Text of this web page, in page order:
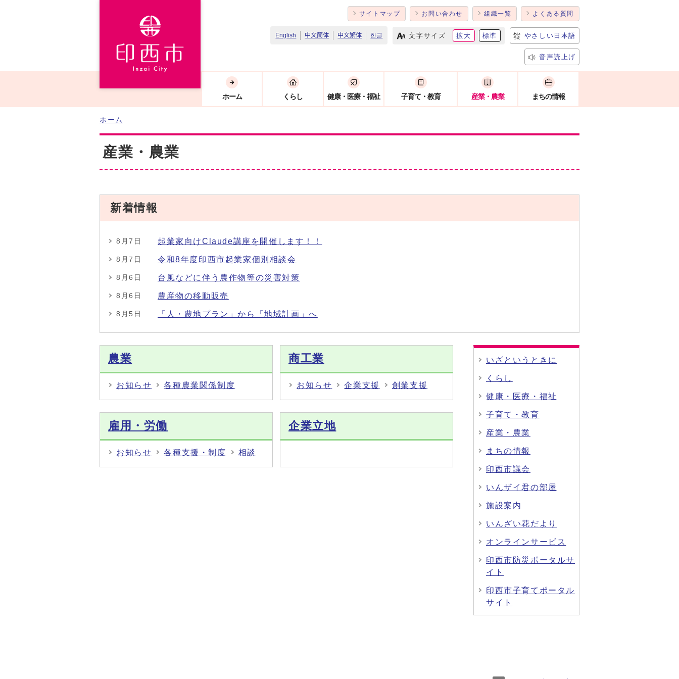
サイトマップ お問い合わせ 組織一覧 よくある質問
English 中文簡体 中文繁体 한글 文字サイズ 拡大 標準 やさしい日本語
音声読上げ
ホーム くらし 健康・医療・福祉 子育て・教育 産業・農業 まちの情報
ホーム
産業・農業
新着情報
8月7日 起業家向けClaude講座を開催します！！
8月7日 令和8年度印西市起業家個別相談会
8月6日 台風などに伴う農作物等の災害対策
8月6日 農産物の移動販売
8月5日 「人・農地プラン」から「地域計画」へ
農業
お知らせ 各種農業関係制度
商工業
お知らせ 企業支援 創業支援
雇用・労働
お知らせ 各種支援・制度 相談
企業立地
いざというときに
くらし
健康・医療・福祉
子育て・教育
産業・農業
まちの情報
印西市議会
いんザイ君の部屋
施設案内
いんざい花だより
オンラインサービス
印西市防災ポータルサ
イト
印西市子育てポータル
サイト